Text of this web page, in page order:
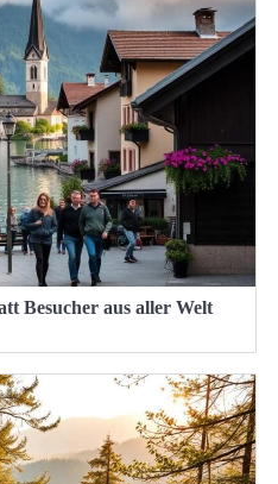
Besucher aus aller Welt